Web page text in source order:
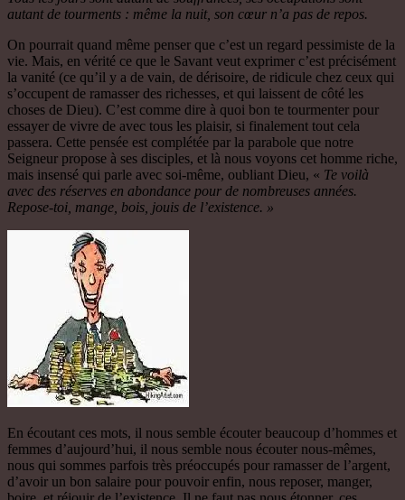
autant de tourments : même la nuit, son cœur n’a pas de repos.
On pourrait quand même penser que c’est un regard pessimiste de la
vie. Mais, en vérité ce que le Savant veut exprimer c’est précisément
la vanité (ce qu’il y a de vain, de dérisoire, de ridicule chez ceux qui
s’occupent de ramasser des richesses, et qui laissent de côté les
choses de Dieu). C’est comme dire à quoi bon te tourmenter pour
essayer de vivre de avec tous les plaisir, si finalement tout cela
passera. Cette pensée est complétée par la parabole que notre
Seigneur propose à ses disciples, et là nous voyons cet homme riche,
mais insensé qui parle avec soi-même, oubliant Dieu, « Te voilà
avec des réserves en abondance pour de nombreuses années.
Repose-toi, mange, bois, jouis de l’existence. »
En écoutant ces mots, il nous semble écouter beaucoup d’hommes et
femmes d’aujourd’hui, il nous semble nous écouter nous-mêmes,
nous qui sommes parfois très préoccupés pour ramasser de l’argent,
d’avoir un bon salaire pour pouvoir enfin, nous reposer, manger,